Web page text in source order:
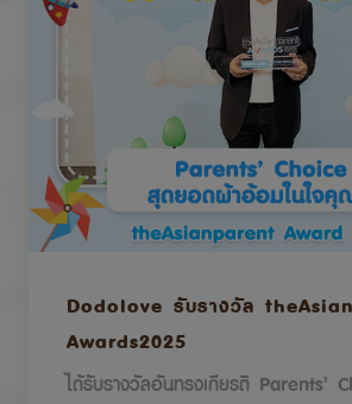
Dodolove รับรางวัล
Awards2025
ได้รับรางวัลอันทรงเกียรติ Parents’